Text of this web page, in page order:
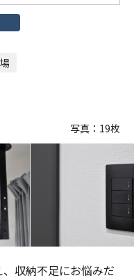
写真： 19枚
収納不足にお悩みだ